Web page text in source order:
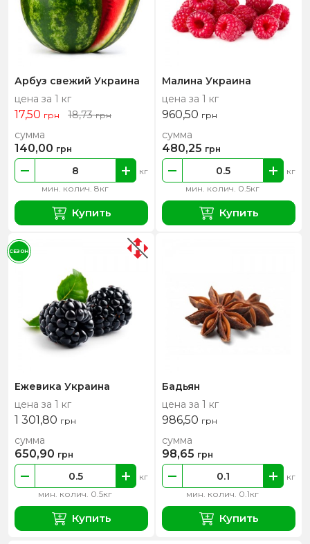
Арбуз свежий Украина
цена за 1 кг
17,50 грн 18,73грн
мин. колич. 8кг
кг
сумма
140,00 грн
Купить
Малина Украина
цена за 1 кг
960,50 грн
мин. колич. 0.5кг
кг
сумма
480,25 грн
Купить
Ежевика Украина
цена за 1 кг
1 301,80 грн
мин. колич. 0.5кг
кг
сумма
650,90 грн
Купить
СЕЗОН
Бадьян
цена за 1 кг
986,50 грн
мин. колич. 0.1кг
кг
сумма
98,65 грн
Купить